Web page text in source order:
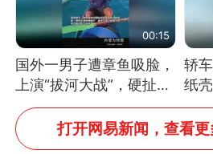
00:15
国外一男子遭章鱼吸脸，
上演“拔河大战”，硬扯加
铁棒敲打方才挣脱
轿
纸
险
免
打开网易新闻，查看